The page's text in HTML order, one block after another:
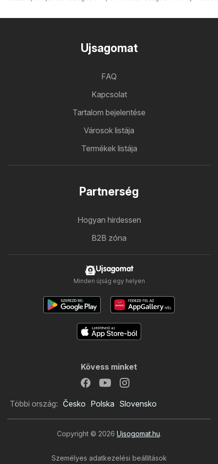
Ujsagomat
FAQ
Kapcsolat
Tartalom bejelentése
Városok listája
Termékek listája
Partnerség
Hogyan hirdessen
B2B zóna
Ujsagomat
Minden újság egy helyen
Kövess minket
Többi ország: Česko Polska Slovensko
Copyright © 2026 Ujsogomat.hu.
Személyes adatkezelési beállítások